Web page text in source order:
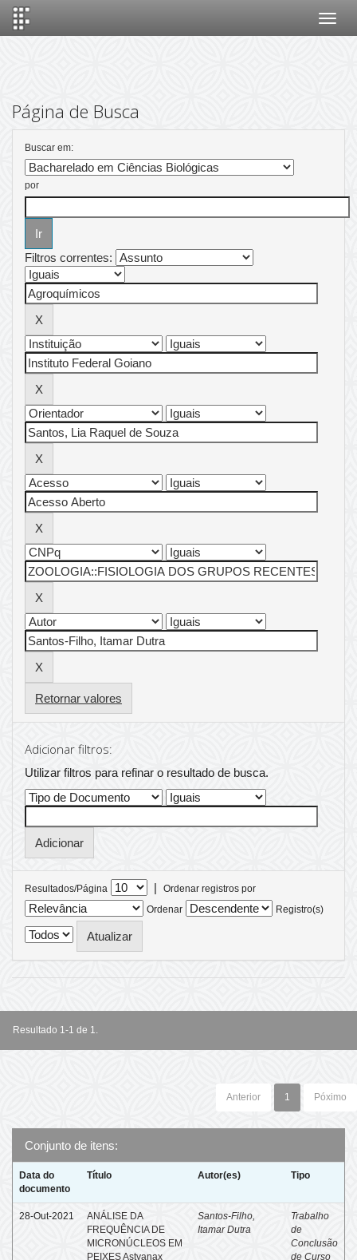
Página de Busca
Buscar em:
por
Filtros correntes:
Retornar valores
Adicionar filtros:
Utilizar filtros para refinar o resultado de busca.
Resultados/Página |
Ordenar registros por
Ordenar
Registro(s)
Resultado 1-1 de 1.
Anterior 1 Póximo
Conjunto de itens:
Data do
documento
Título Autor(es) Tipo
28-Out-2021
ANÁLISE DA
FREQUÊNCIA DE
MICRONÚCLEOS EM
PEIXES Astyanax
Santos-Filho,
Itamar Dutra
Trabalho
de
Conclusão
de Curso